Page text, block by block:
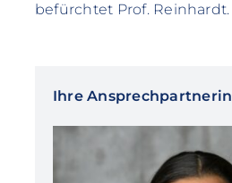
befürchtet Prof. Reinhardt.
Ihre Ansprechpartnerin